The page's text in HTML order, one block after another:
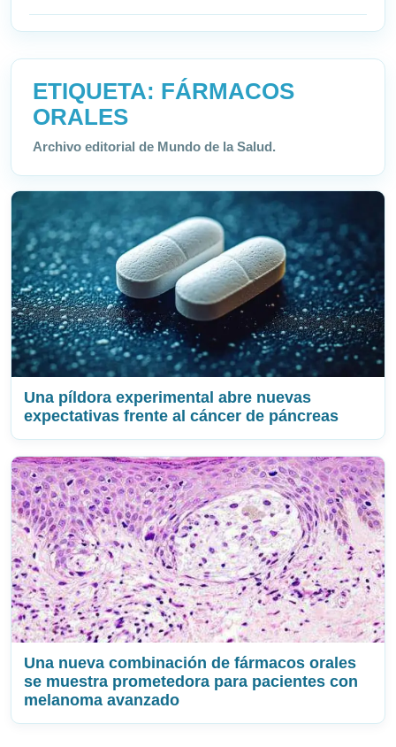
ETIQUETA: FÁRMACOS
ORALES
Archivo editorial de Mundo de la Salud.
Una píldora experimental abre nuevas
expectativas frente al cáncer de páncreas
Una nueva combinación de fármacos orales
se muestra prometedora para pacientes con
melanoma avanzado